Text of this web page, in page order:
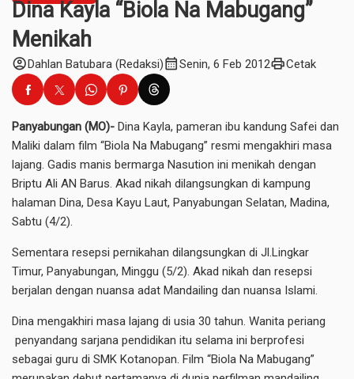
Dina Kayla “Biola Na Mabugang”
Menikah
account_circleDahlan Batubara (Redaksi)calendar_monthSenin, 6 Feb 2012printCetak
Panyabungan (MO)- Dina Kayla, pameran ibu kandung Safei dan
Maliki dalam film “Biola Na Mabugang” resmi mengakhiri masa
lajang. Gadis manis bermarga Nasution ini menikah dengan
Briptu Ali AN Barus. Akad nikah dilangsungkan di kampung
halaman Dina, Desa Kayu Laut, Panyabungan Selatan, Madina,
Sabtu (4/2).
Sementara resepsi pernikahan dilangsungkan di Jl.Lingkar
Timur, Panyabungan, Minggu (5/2). Akad nikah dan resepsi
berjalan dengan nuansa adat Mandailing dan nuansa Islami.
Dina mengakhiri masa lajang di usia 30 tahun. Wanita periang
penyandang sarjana pendidikan itu selama ini berprofesi
sebagai guru di SMK Kotanopan. Film “Biola Na Mabugang”